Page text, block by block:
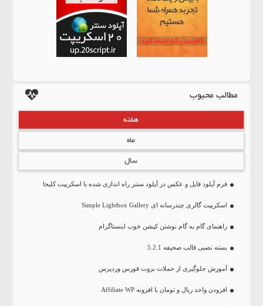
مطالب محبوب
هفته
ماه
سال
فرم آپلود فایل و عکس در آپلود سنتر راه اندازی شده با اسکریپت کلیجا
اسکریپت گالری چندرسانه ای Simple Lightbox Gallery
راهنمای گام به گام نوشتن کپشن خوب اینستاگرام
بسته نصبی قالب صحیفه 5.2.1
آموزش جلوگیری از حملات بروت فورس وردپرس
افزودن واحد ریال و تومان با افزونه Affiliate WP